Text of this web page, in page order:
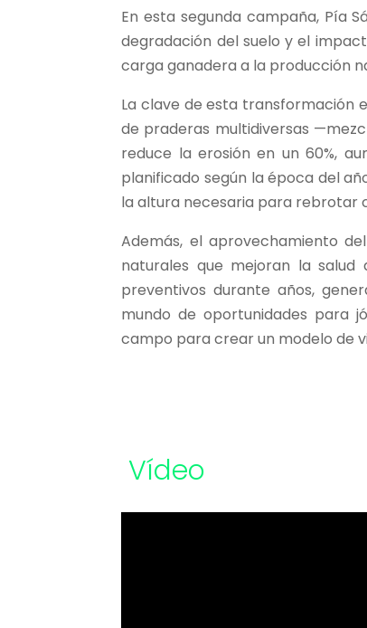
En esta segunda campaña, Pía
degradación del suelo y el
carga ganadera a la producción
La clave de esta transformación
de praderas multidiversas
reduce la erosión en un 60%,
planificado según la época del
la altura necesaria para rebrotar
Además, el aprovechamiento
naturales que mejoran la
preventivos durante años,
mundo de oportunidades para
campo para crear un modelo de
Vídeo